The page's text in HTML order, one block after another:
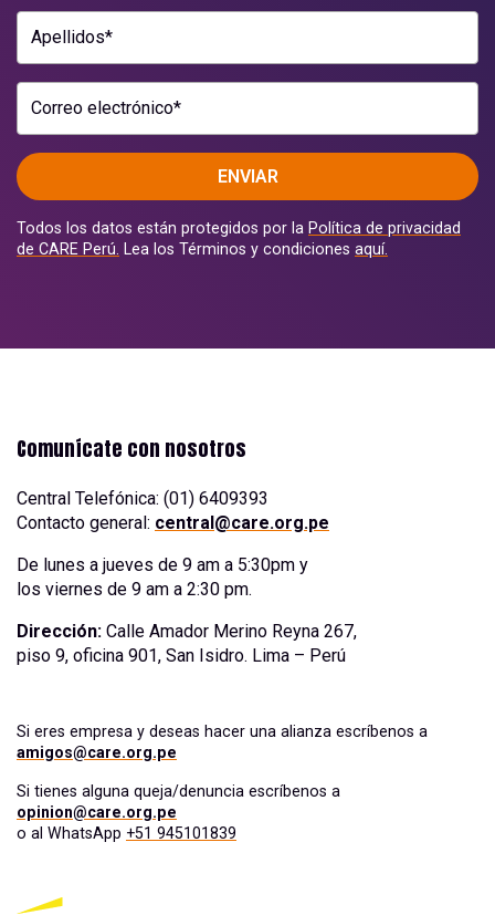
Apellidos*
Correo electrónico*
ENVIAR
Todos los datos están protegidos por la Política de privacidad
de CARE Perú.
Lea los Términos y condiciones aquí.
Comunícate con nosotros
Central Telefónica: (01) 6409393
Contacto general: central@care.org.pe
De lunes a jueves de 9 am a 5:30pm y
los viernes de 9 am a 2:30 pm.
Dirección: Calle Amador Merino Reyna 267,
piso 9, oficina 901, San Isidro. Lima – Perú
Si eres empresa y deseas hacer una alianza escríbenos a
amigos@care.org.pe
Si tienes alguna queja/denuncia escríbenos a
opinion@care.org.pe
o al WhatsApp +51 945101839